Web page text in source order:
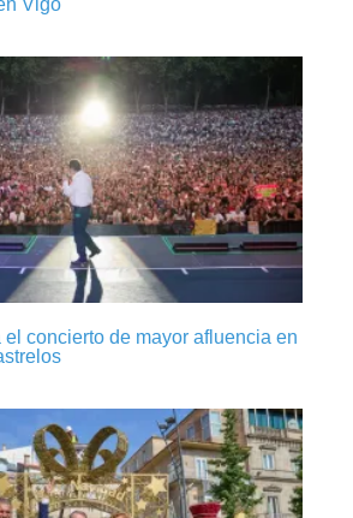
concierto de mayor afluencia en